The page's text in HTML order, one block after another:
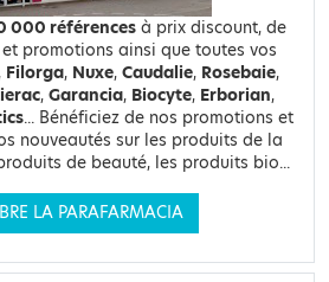
000 références à prix discount, de
promotions ainsi que toutes vos
Filorga, Nuxe, Caudalie, Rosebaie,
, Garancia, Biocyte, Erborian,
... Bénéficiez de nos promotions et
nouveautés sur les produits de la
de beauté, les produits bio...
LA PARAFARMACIA